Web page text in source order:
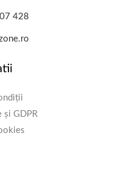
428
și GDPR